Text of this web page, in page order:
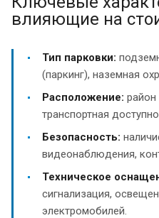
влияющие на
Тип парковки:
(паркинг), наземная
Расположение: район
транспортная
Безопасность:
видеонаблюдения,
Техническое
сигнализация,
электромобилей.